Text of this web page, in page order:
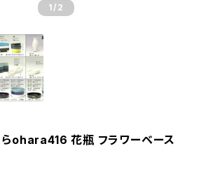
1 /2
ohara416 花瓶 フラワーベース